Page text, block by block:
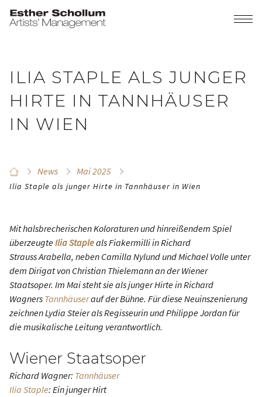
ILIA STAPLE ALS JUNGER
HIRTE IN TANNHÄUSER
IN WIEN
News Mai 2025
Ilia Staple als junger Hirte in Tannhäuser in Wien
Mit halsbrecherischen Koloraturen und hinreißendem Spiel
überzeugteIlia Stapleals Fiakermilli in Richard
StraussArabella, neben Camilla Nylund und Michael Volle unter
dem Dirigat von Christian Thielemann an der Wiener
Staatsoper. Im Mai steht sie als junger Hirte in Richard
Wagners Tannhäuserauf der Bühne. Für diese Neuinszenierung
zeichnen Lydia Steier als Regisseurin und Philippe Jordan für
die musikalische Leitung verantwortlich.
Wiener Staatsoper
Richard Wagner: Tannhäuser
Ilia Staple: Ein junger Hirt